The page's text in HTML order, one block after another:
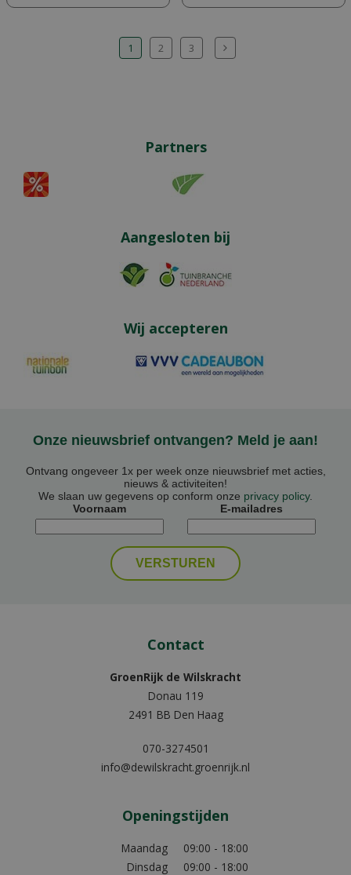
1 2 3
Partners
Aangesloten bij
Wij accepteren
Onze nieuwsbrief ontvangen? Meld je aan!
Ontvang ongeveer 1x per week onze nieuwsbrief met acties,
nieuws & activiteiten!
We slaan uw gegevens op conform onze privacy policy.
Voornaam
E-mailadres
Contact
GroenRijk de Wilskracht
Donau 119
2491 BB Den Haag
070-3274501
info@dewilskracht.groenrijk.nl
Openingstijden
Maandag
09:00 - 18:00
Dinsdag
09:00 - 18:00